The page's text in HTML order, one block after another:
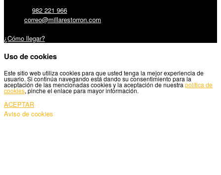
982 221 966
correo@millarestorron.com
¿Cómo llegar?
Uso de cookies
Este sitio web utiliza cookies para que usted tenga la mejor experiencia de
usuario. Si continúa navegando está dando su consentimiento para la
aceptación de las mencionadas cookies y la aceptación de nuestra política de
cookies, pinche el enlace para mayor información.
ACEPTAR
Aviso de cookies